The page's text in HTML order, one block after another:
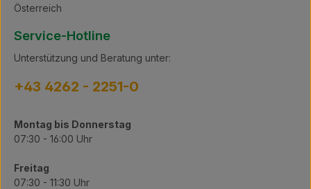
Österreich
Service-Hotline
Unterstützung und Beratung unter:
+43 4262 - 2251-0
Montag bis Donnerstag
07:30 - 16:00 Uhr
Freitag
07:30 - 11:30 Uhr